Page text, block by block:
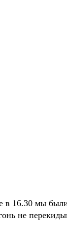
в 16.30 мы
не